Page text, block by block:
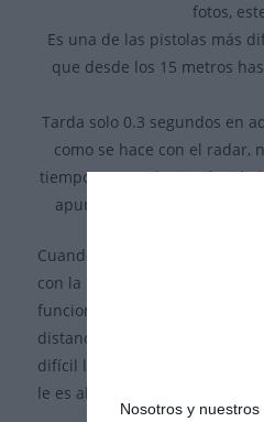
Nosotros y nuestros
fotos,
Es una de las pistolas más
que desde los 15 metros
Tarda solo 0.3 segundos en
como se hace con el radar,
tiempo para reducir
apunten a nosotros, con
Cuando es combinada con
con la matricula identificada.
funciona en España. Esto
distancias y los resultados
difícil lo tendrá el jammer
le es al jammer sobre